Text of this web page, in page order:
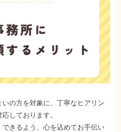
の方を対象に、丁寧なヒアリン
しております。
きるよう、心を込めてお手伝い